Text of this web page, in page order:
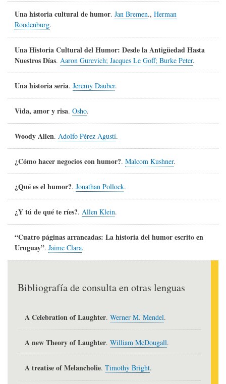
Una historia cultural de humor. Jan Bremen., Herman
Roodenburg.
Una Historia Cultural del Humor: Desde la Antigüedad Hasta
Nuestros Días. Aaron Gurevich; Jacques Le Goff; Burke Peter.
Una historia seria. Jeremy Dauber.
Vida, amor y risa. Osho.
Woody Allen. Adolfo Pérez Agustí.
¿Cómo hacer negocios con humor?. Malcom Kushner.
¿Qué es el humor?. Jonathan Pollock.
¿Y tú de qué te ríes?. Allen Klein.
“Cuatro páginas arrancadas: La historia del humor escrito en
Uruguay”. Jaime Clara.
Bibliografía de consulta en otras lenguas
A Celebration of Laughter. Werner M. Mendel.
A new Theory of Laughter. William McDougall.
A treatise of Melancholie. Timothy Bright.